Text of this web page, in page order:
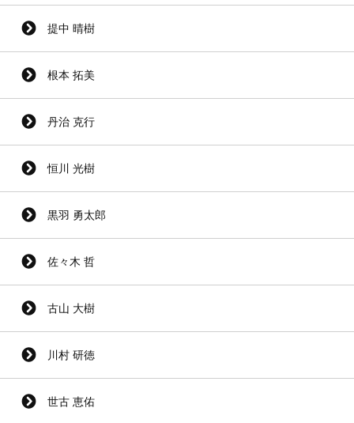
提中 晴樹
根本 拓美
丹治 克行
恒川 光樹
黒羽 勇太郎
佐々木 哲
古山 大樹
川村 研徳
世古 恵佑